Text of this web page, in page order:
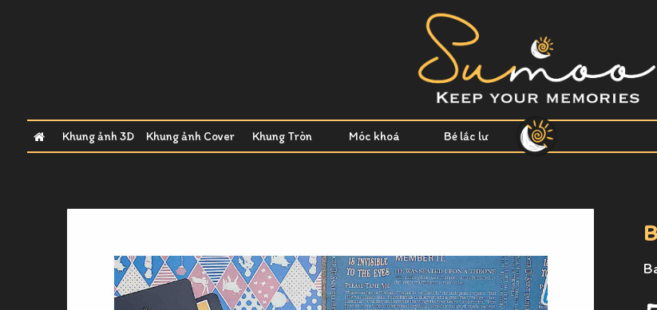
Khung ảnh 3D Khung ảnh Cover Khung Tròn Móc khoá Bé lắc lư